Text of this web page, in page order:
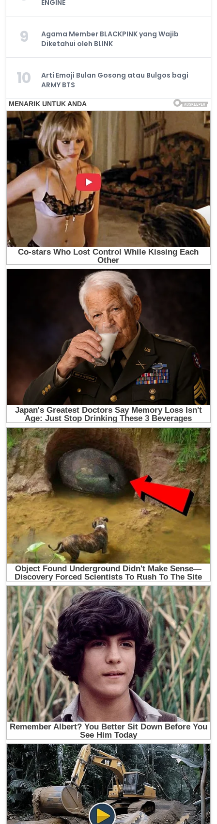
ENGINE
9
Agama Member BLACKPINK yang Wajib
Diketahui oleh BLINK
10
Arti Emoji Bulan Gosong atau Bulgos bagi
ARMY BTS